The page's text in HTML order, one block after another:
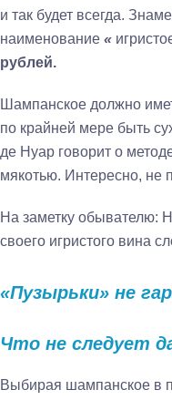
и так будет всегда.
наименование «
рублей.
Шампанское должно
по крайней мере быть
де Нуар говорит о
мякотью. Интересно, не
На заметку обывателю:
своего игристого вина
«Пузырьки» не
Что не следует
Выбирая шампанское в